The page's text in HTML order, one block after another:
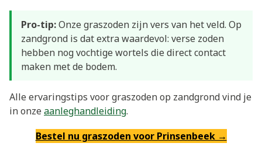
Pro-tip:Onze graszoden zijn vers van het veld. Op
zandgrond is dat extra waardevol: verse zoden
hebben nog vochtige wortels die direct contact
maken met de bodem.
Alle ervaringstips voor graszoden op zandgrond vind je
in onzeaanleghandleiding.
Bestel nu graszoden voor Prinsenbeek →